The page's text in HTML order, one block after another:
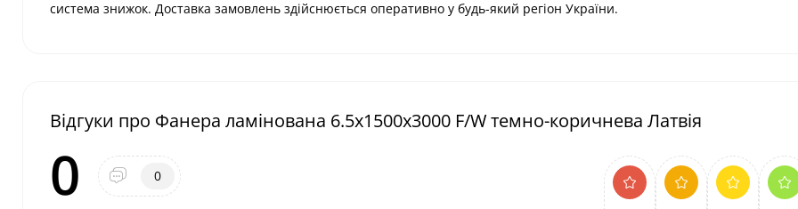
система знижок. Доставка замовлень здійснюється оперативно у будь-який регіон України.
Відгуки про Фанера ламінована 6.5х1500х3000 F/W темно-коричнева Латвія
0 0